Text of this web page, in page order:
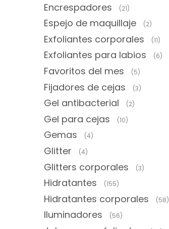
Encrespadores (21)
Espejo de maquillaje (2)
Exfoliantes corporales (11)
Exfoliantes para labios (6)
Favoritos del mes (5)
Fijadores de cejas (3)
Gel antibacterial (2)
Gel para cejas (10)
Gemas (4)
Glitter (4)
Glitters corporales (3)
Hidratantes (155)
Hidratantes corporales (58)
Iluminadores (56)